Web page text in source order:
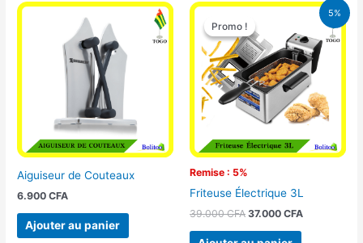
Aiguiseur de Couteaux
6.900CFA
Ajouter au panier
5%
Promo !
Remise : 5%
Promo !
Friteuse Électrique 3L
39.000CFA
Le
initial
était :
39.000 CFA.
37.000 CFA
Le
prix
actuel
est :
37.000 CFA.